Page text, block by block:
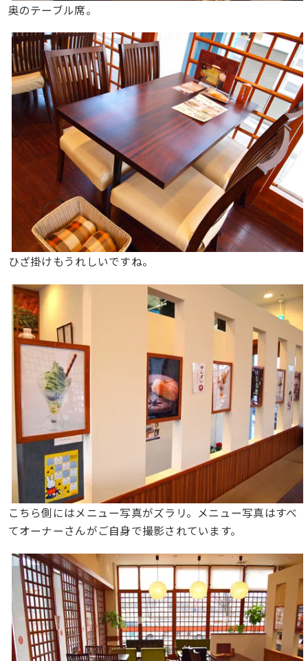
奥のテーブル席。
ひざ掛けもうれしいですね。
こちら側にはメニュー写真がズラリ。メニュー写真はすべ
てオーナーさんがご自身で撮影されています。